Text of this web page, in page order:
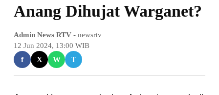
Anang Dihujat Warganet?
Admin News RTV - newsrtv
12 Jun 2024, 13:00 WIB
f X W T